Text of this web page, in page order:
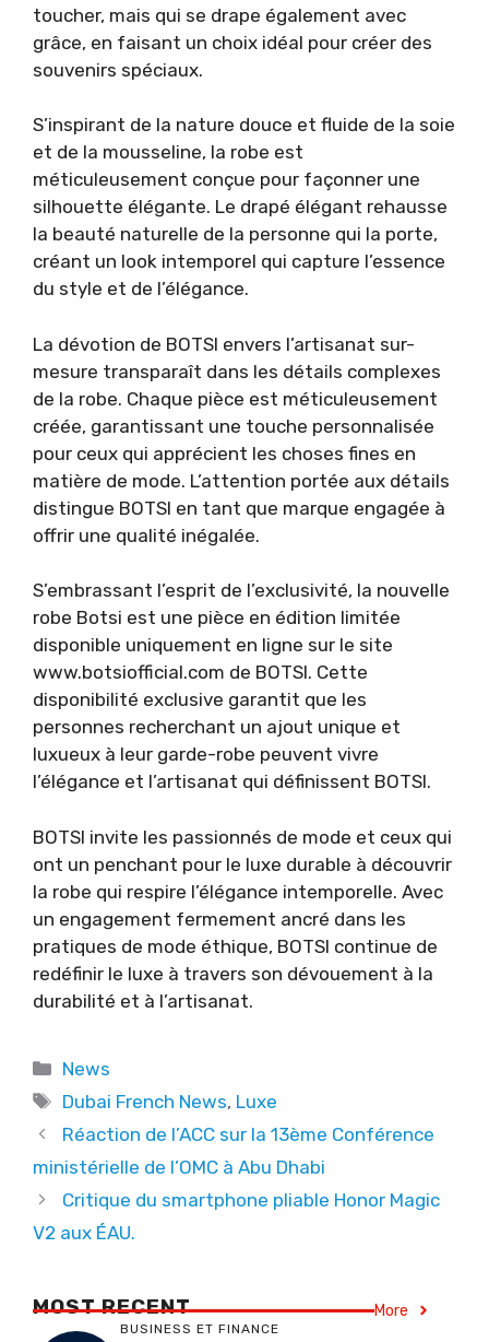
toucher, mais qui se drape également avec
grâce, en faisant un choix idéal pour créer des
souvenirs spéciaux.
S’inspirant de la nature douce et fluide de la soie
et de la mousseline, la robe est
méticuleusement conçue pour façonner une
silhouette élégante. Le drapé élégant rehausse
la beauté naturelle de la personne qui la porte,
créant un look intemporel qui capture l’essence
du style et de l’élégance.
La dévotion de BOTSI envers l’artisanat sur-
mesure transparaît dans les détails complexes
de la robe. Chaque pièce est méticuleusement
créée, garantissant une touche personnalisée
pour ceux qui apprécient les choses fines en
matière de mode. L’attention portée aux détails
distingue BOTSI en tant que marque engagée à
offrir une qualité inégalée.
S’embrassant l’esprit de l’exclusivité, la nouvelle
robe Botsi est une pièce en édition limitée
disponible uniquement en ligne sur le site
www.botsiofficial.com de BOTSI. Cette
disponibilité exclusive garantit que les
personnes recherchant un ajout unique et
luxueux à leur garde-robe peuvent vivre
l’élégance et l’artisanat qui définissent BOTSI.
BOTSI invite les passionnés de mode et ceux qui
ont un penchant pour le luxe durable à découvrir
la robe qui respire l’élégance intemporelle. Avec
un engagement fermement ancré dans les
pratiques de mode éthique, BOTSI continue de
redéfinir le luxe à travers son dévouement à la
durabilité et à l’artisanat.
Categories
News
Tags
Dubai French News, Luxe
Réaction de l’ACC sur la 13ème Conférence
ministérielle de l’OMC à Abu Dhabi
Critique du smartphone pliable Honor Magic
V2 aux ÉAU.
MOST RECENT More
BUSINESS ET FINANCE